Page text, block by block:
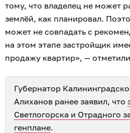
тому, что владелец не может
землёй, как планировал.
может не совпадать с
на этом этапе застройщик
продажу квартир», —
Губернатор
Алиханов ранее заявил, что
Светлогорска и Отрадного
генплане.